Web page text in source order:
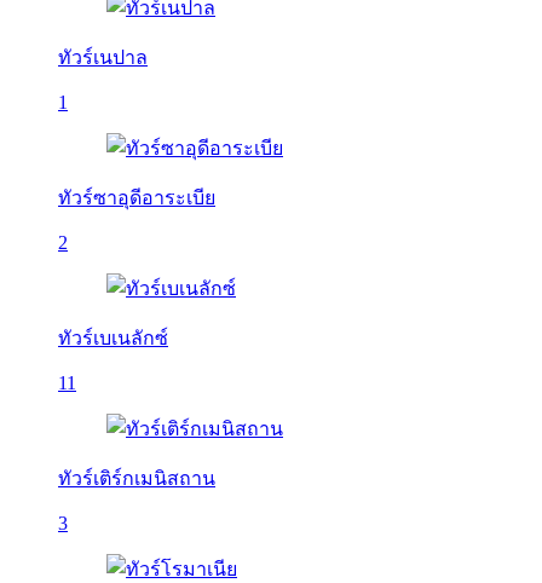
ทัวร์เนปาล
1
ทัวร์ซาอุดีอาระเบีย
2
ทัวร์เบเนลักซ์
11
ทัวร์เติร์กเมนิสถาน
3